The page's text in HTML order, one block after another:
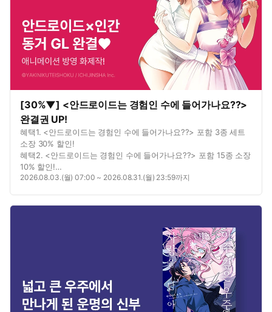
[30%▼] <안드로이드는 경험인 수에 들어가나요??>
완결권 UP!
혜택1. <안드로이드는 경험인 수에 들어가나요??> 포함 3종 세트
소장 30% 할인!
혜택2. <안드로이드는 경험인 수에 들어가나요??> 포함 15종 소장
10% 할인!
혜택3. 별점을 남기면? 포인트 추첨 증정!
2026.08.03.(월) 07:00 ~ 2026.08.31.(월) 23:59까지